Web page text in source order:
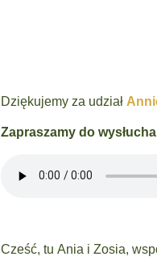
Dziękujemy za udział
Zapraszamy do
Cześć, tu Ania i Zosia,